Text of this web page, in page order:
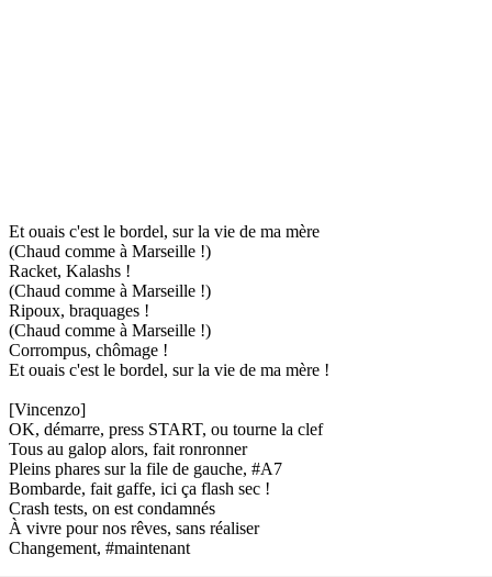
Et ouais c'est le bordel, sur la vie de ma mère
(Chaud comme à Marseille !)
Racket, Kalashs !
(Chaud comme à Marseille !)
Ripoux, braquages !
(Chaud comme à Marseille !)
Corrompus, chômage !
Et ouais c'est le bordel, sur la vie de ma mère !
[Vincenzo]
OK, démarre, press START, ou tourne la clef
Tous au galop alors, fait ronronner
Pleins phares sur la file de gauche, #A7
Bombarde, fait gaffe, ici ça flash sec !
Crash tests, on est condamnés
À vivre pour nos rêves, sans réaliser
Changement, #maintenant